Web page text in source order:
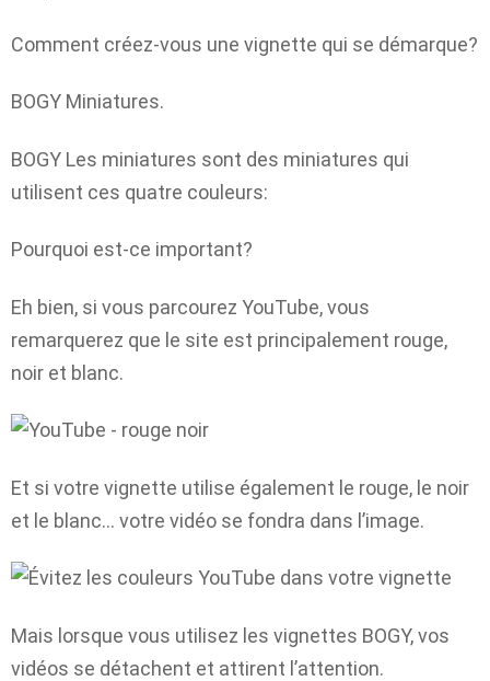
Comment créez-vous une vignette qui se démarque?
BOGY Miniatures.
BOGY Les miniatures sont des miniatures qui
utilisent ces quatre couleurs:
Pourquoi est-ce important?
Eh bien, si vous parcourez YouTube, vous
remarquerez que le site est principalement rouge,
noir et blanc.
Et si votre vignette utilise également le rouge, le noir
et le blanc… votre vidéo se fondra dans l’image.
Mais lorsque vous utilisez les vignettes BOGY, vos
vidéos se détachent et attirent l’attention.